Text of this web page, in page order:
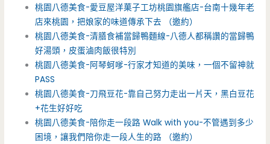
桃園八德美食-愛豆屋洋菓子工坊桃園旗艦店-台南十幾年老
店來桃園，把娘家的味道傳承下去 （邀約）
桃園八德美食-清膳食補當歸鴨麵線-八德人都稱讚的當歸鴨
好湯頭，皮蛋滷肉飯很特別
桃園八德美食-阿琴蚵嗲-行家才知道的美味，一個不留神就
PASS
桃園八德美食-刀飛豆花-靠自己努力走出一片天，黑白豆花
+花生好好吃
桃園八德美食-陪你走一段路 Walk with you-不管遇到多少
困境，讓我們陪你走一段人生的路 （邀約）